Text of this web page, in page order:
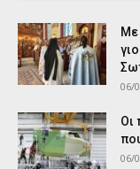
Με
06/
Οι
06/